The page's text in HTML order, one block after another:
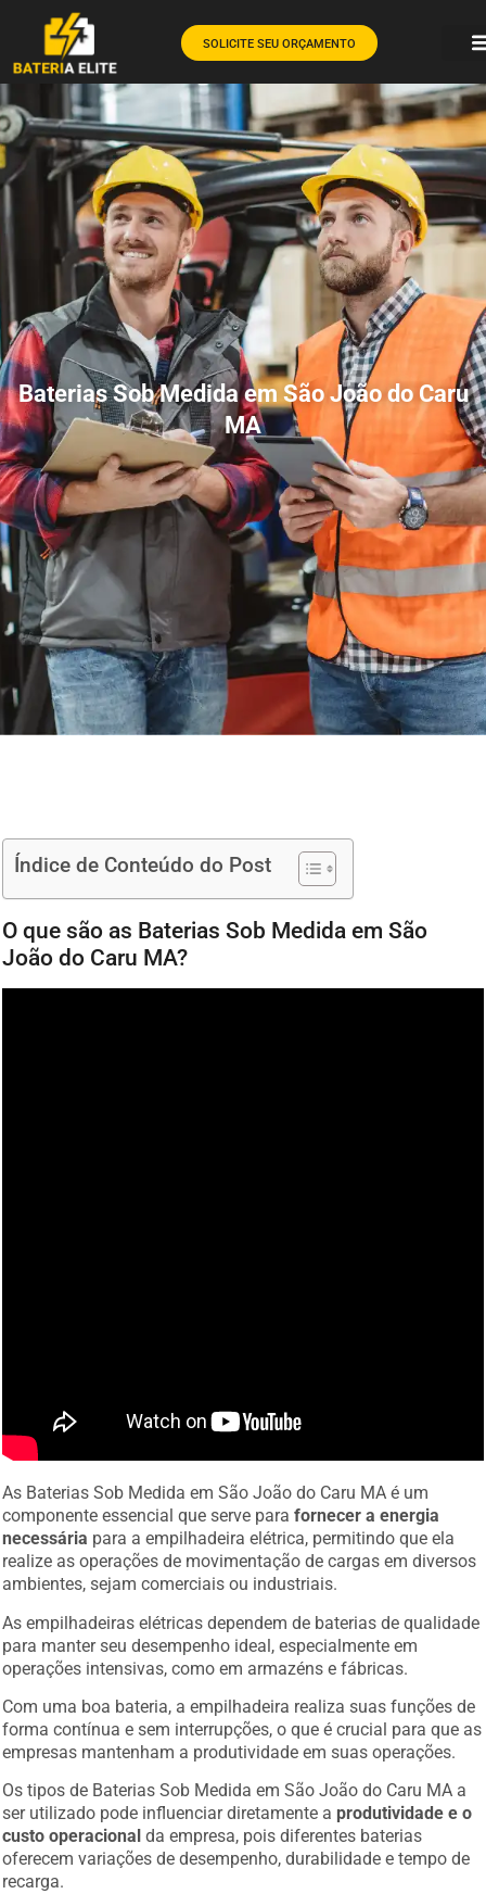
SOLICITE SEU ORÇAMENTO
Baterias Sob Medida em São João do Caru
MA
Índice de Conteúdo do Post
O que são as Baterias Sob Medida em São
João do Caru MA?
As Baterias Sob Medida em São João do Caru MA é um
componente essencial que serve parafornecer a energia
necessária para a empilhadeira elétrica, permitindo que ela
realize as operações de movimentação de cargas em diversos
ambientes, sejam comerciais ou industriais.
As empilhadeiras elétricas dependem de baterias de qualidade
para manter seu desempenho ideal, especialmente em
operações intensivas, como em armazéns e fábricas.
Com uma boa bateria, a empilhadeira realiza suas funções de
forma contínua e sem interrupções, o que é crucial para que as
empresas mantenham a produtividade em suas operações.
Os tipos de Baterias Sob Medida em São João do Caru MA a
ser utilizado pode influenciar diretamente a produtividade e o
custo operacional da empresa, pois diferentes baterias
oferecem variações de desempenho, durabilidade e tempo de
recarga.